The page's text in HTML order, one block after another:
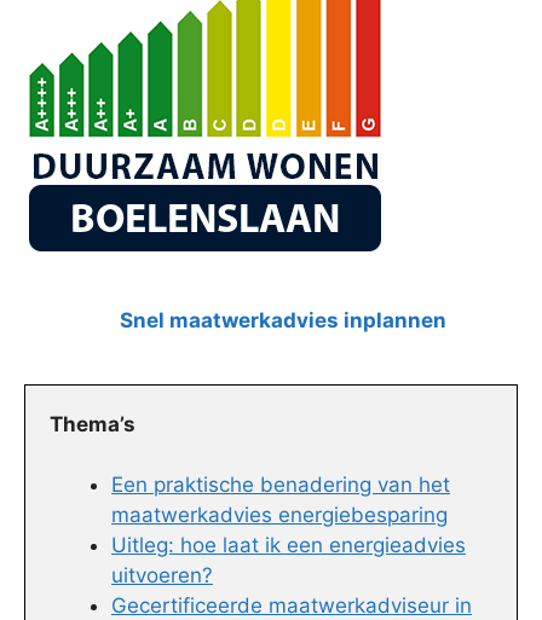
Snel maatwerkadvies inplannen
Thema’s
Een praktische benadering van het
maatwerkadvies energiebesparing
Uitleg: hoe laat ik een energieadvies
uitvoeren?
Gecertificeerde maatwerkadviseur in